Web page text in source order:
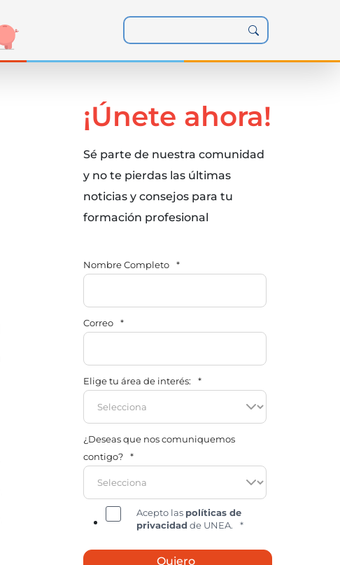
¡Únete ahora!
Sé parte de nuestra comunidad
y no te pierdas las últimas
noticias y consejos para tu
formación profesional
Nombre Completo *
Correo *
Elige tu área de interés: *
¿Deseas que nos comuniquemos
contigo?
*
Acepto las políticas de
privacidad de UNEA. *